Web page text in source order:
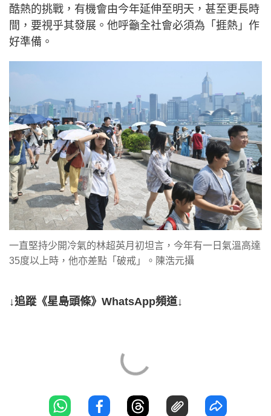
酷熱的挑戰，有機會由今年延伸至明天，甚至更長時
間，要視乎其發展。他呼籲全社會必須為「捱熱」作
好準備。
一直堅持少開冷氣的林超英月初坦言，今年有一日氣溫高達
35度以上時，他亦差點「破戒」。陳浩元攝
↓追蹤《星島頭條》WhatsApp頻道↓